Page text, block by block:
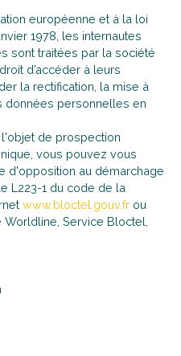
européenne et à la loi
1978, les internautes
sont traitées par la société
d’accéder à leurs
la rectification, la mise à
données personnelles en
de prospection
vous pouvez vous
d'opposition au démarchage
L223-1 du code de la
www.bloctel.gouv.fr ou
Service Bloctel,